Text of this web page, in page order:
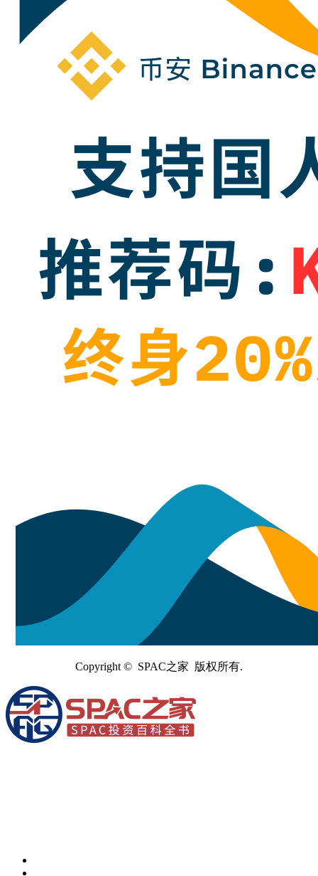
Copyright © SPAC之家 版权所有.